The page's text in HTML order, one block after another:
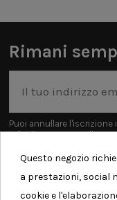
Rimani
Puoi annullare
info di contatto nelle
Questo negozio
a prestazioni, social
cookie e